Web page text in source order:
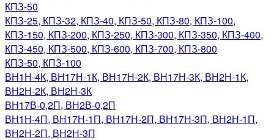
КПЗ-50
КПЗ-25, КПЗ-32, КПЗ-40, КПЗ-50, КПЗ-80, КПЗ-100,
КПЗ-150, КПЗ-200, КПЗ-250, КПЗ-300, КПЗ-350, КПЗ-400,
КПЗ-450, КПЗ-500, КПЗ-600, КПЗ-700, КПЗ-800
КПЗ-50, КПЗ-100
ВН1Н-4К, ВН17Н-1К, ВН17Н-2К, ВН17Н-3К, ВН2Н-1К,
ВН2Н-2К, ВН2Н-3К
ВН17В-0,2П, ВН2В-0,2П
ВН1Н-4П, ВН17Н-1П, ВН17Н-2П, ВН17Н-3П, ВН2Н-1П,
ВН2Н-2П, ВН2Н-3П